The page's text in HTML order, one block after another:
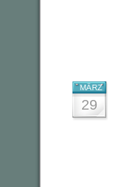
MÄRZ
29